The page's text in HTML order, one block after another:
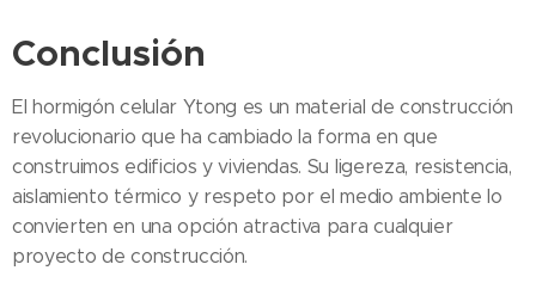
Conclusión
El hormigón celular Ytong es un material de construcción
revolucionario que ha cambiado la forma en que
construimos edificios y viviendas. Su ligereza, resistencia,
aislamiento térmico y respeto por el medio ambiente lo
convierten en una opción atractiva para cualquier
proyecto de construcción.